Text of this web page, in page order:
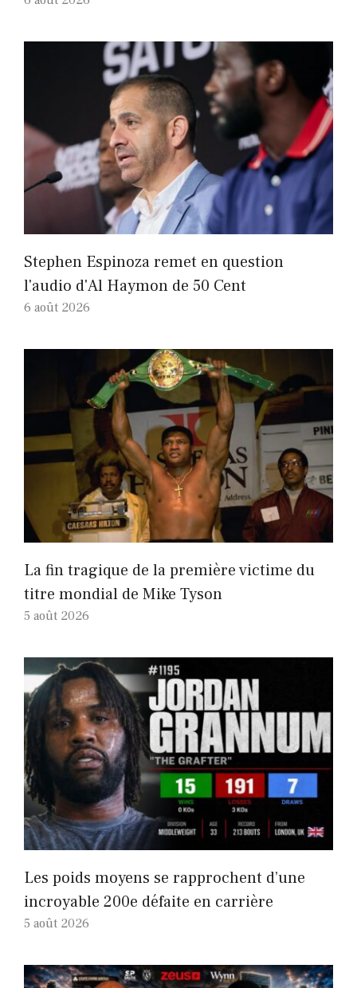
Stephen Espinoza remet en question
l'audio d'Al Haymon de 50 Cent
6 août 2026
La fin tragique de la première victime du
titre mondial de Mike Tyson
5 août 2026
Les poids moyens se rapprochent d’une
incroyable 200e défaite en carrière
5 août 2026